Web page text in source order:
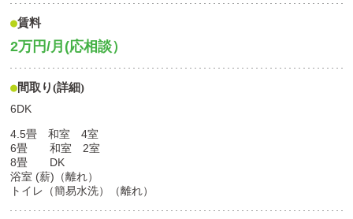
賃料
2万円/月(応相談）
間取り(詳細)
6DK
4.5畳 和室 4室
6畳 和室 2室
8畳 DK
浴室 (薪)（離れ）
トイレ（簡易水洗）（離れ）